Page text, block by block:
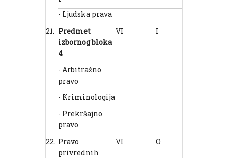
- Ljudska prava
21. Predmet
izbornogbloka
4
VI I
- Arbitražno
pravo
- Kriminologija
- Prekršajno
pravo
22. Pravo
privrednih
VI O